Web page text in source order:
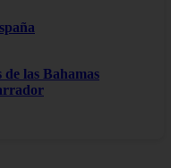
las Bahamas